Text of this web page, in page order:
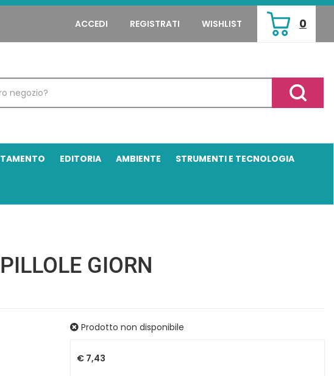
ACCEDI REGISTRATI WISHLIST 0
ARTICOLI
INSERITI
Cerca
EDITORIA AMBIENTE STRUMENTI E TECNOLOGIA
GIORN
Prodotto non disponibile
€ 7,43